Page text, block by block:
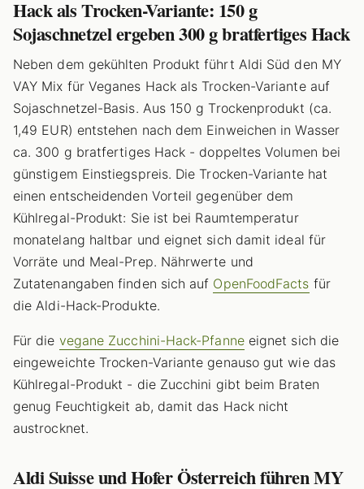
Hack als Trocken-Variante: 150 g
Sojaschnetzel ergeben 300 g bratfertiges Hack
Neben dem gekühlten Produkt führt Aldi Süd den MY
VAY Mix für Veganes Hack als Trocken-Variante auf
Sojaschnetzel-Basis. Aus 150 g Trockenprodukt (ca.
1,49 EUR) entstehen nach dem Einweichen in Wasser
ca. 300 g bratfertiges Hack - doppeltes Volumen bei
günstigem Einstiegspreis. Die Trocken-Variante hat
einen entscheidenden Vorteil gegenüber dem
Kühlregal-Produkt: Sie ist bei Raumtemperatur
monatelang haltbar und eignet sich damit ideal für
Vorräte und Meal-Prep. Nährwerte und
Zutatenangaben finden sich auf OpenFoodFacts für
die Aldi-Hack-Produkte.
Für die vegane Zucchini-Hack-Pfanneeignet sich die
eingeweichte Trocken-Variante genauso gut wie das
Kühlregal-Produkt - die Zucchini gibt beim Braten
genug Feuchtigkeit ab, damit das Hack nicht
austrocknet.
Aldi Suisse und Hofer Österreich führen MY